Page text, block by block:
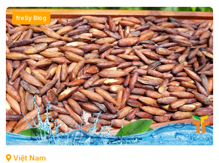
freSy Blog
Việt Nam